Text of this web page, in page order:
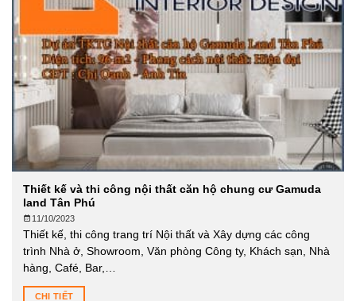
Thiết kế và thi công nội thất căn hộ chung cư Gamuda
land Tân Phú
11/10/2023
Thiết kế, thi công trang trí Nội thất và Xây dựng các công
trình Nhà ở, Showroom, Văn phòng Công ty, Khách sạn, Nhà
hàng, Café, Bar,…
CHI TIẾT